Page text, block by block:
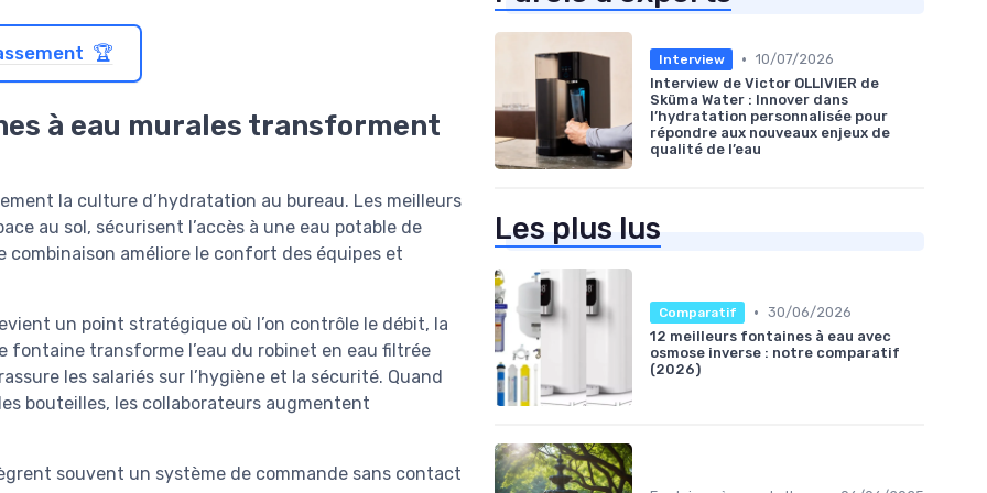
🏆
à eau murales transforment
la culture d’hydratation au bureau. Les meilleurs
au sol, sécurisent l’accès à une eau potable de
améliore le confort des équipes et
un point stratégique où l’on contrôle le débit, la
fontaine transforme l’eau du robinet en eau filtrée
les salariés sur l’hygiène et la sécurité. Quand
bouteilles, les collaborateurs augmentent
souvent un système de commande sans contact
Interview • 10/07/2026
Interview de Victor OLLIVIER de
Sküma Water : Innover dans
l’hydratation personnalisée pour
répondre aux nouveaux enjeux de
qualité de l’eau
Les plus lus
Comparatif • 30/06/2026
12 meilleurs fontaines à eau avec
osmose inverse : notre comparatif
(2026)